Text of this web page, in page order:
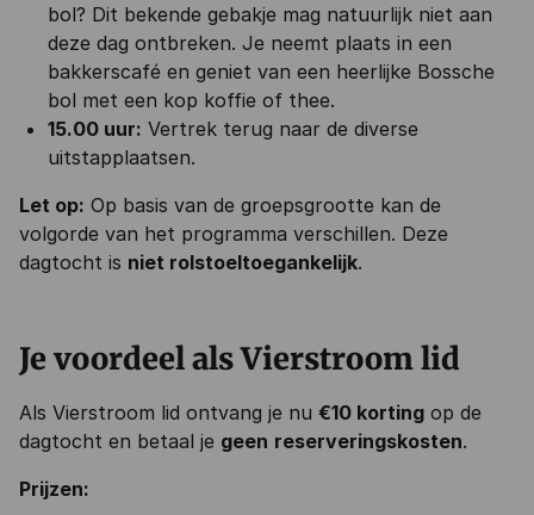
bol? Dit bekende gebakje mag natuurlijk niet aan
deze dag ontbreken. Je neemt plaats in een
bakkerscafé en geniet van een heerlijke Bossche
bol met een kop koffie of thee.
15.00 uur: Vertrek terug naar de diverse
uitstapplaatsen.
Let op: Op basis van de groepsgrootte kan de
volgorde van het programma verschillen. Deze
dagtocht is niet rolstoeltoegankelijk.
Je voordeel als Vierstroom lid
Als Vierstroom lid ontvang je nu €10 korting op de
dagtocht en betaal je geen reserveringskosten.
Prijzen: